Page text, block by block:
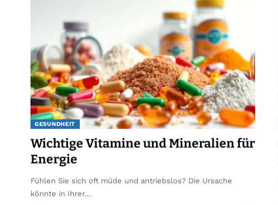
GESUNDHEIT
Wichtige Vitamine und Mineralien für
Energie
Fühlen Sie sich oft müde und antriebslos? Die Ursache
könnte in Ihrer…